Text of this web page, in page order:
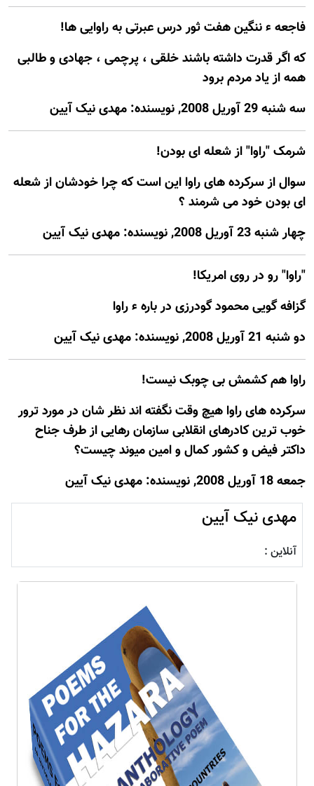
فاجعه ء ننگین هفت ثور درس عبرتی به راوایی ها!
که اگر قدرت داشته باشند خلقی ، پرچمی ، جهادی و طالبی
همه از یاد مردم برود
سه شنبه 29 آوريل 2008, نويسنده: مهدی نیک آیین
شرمک "راوا" از شعله ای بودن!
سوال از سرکرده های راوا این است که چرا خودشان از شعله
ای بودن خود می شرمند ؟
چهار شنبه 23 آوريل 2008, نويسنده: مهدی نیک آیین
"راوا" رو در روی امریکا!
گزافه گویی محمود گودرزی در باره ء راوا
دو شنبه 21 آوريل 2008, نويسنده: مهدی نیک آیین
راوا هم کشمش بی چوبک نیست!
سرکرده های راوا هیچ وقت نگفته اند نظر شان در مورد ترور
خوب ترین کادرهای انقلابی سازمان رهایی از طرف جناح
داکتر فیض و کشور کمال و امین میوند چیست؟
جمعه 18 آوريل 2008, نويسنده: مهدی نیک آیین
مهدی نیک آیین
آنلاین :